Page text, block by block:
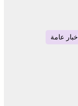
أخبار عامة